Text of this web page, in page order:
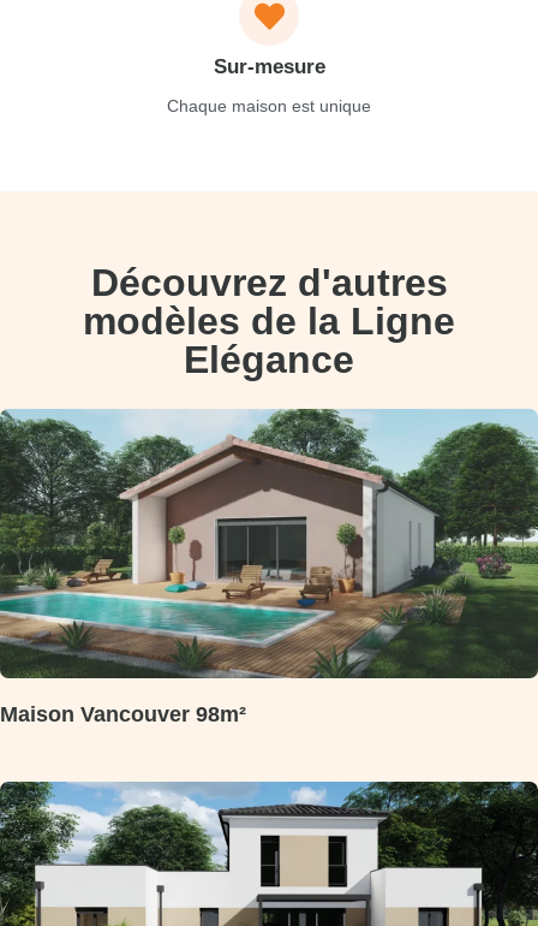
Sur-mesure
Chaque maison est unique
Découvrez d'autres
modèles de la Ligne
Elégance
Maison Vancouver 98m²